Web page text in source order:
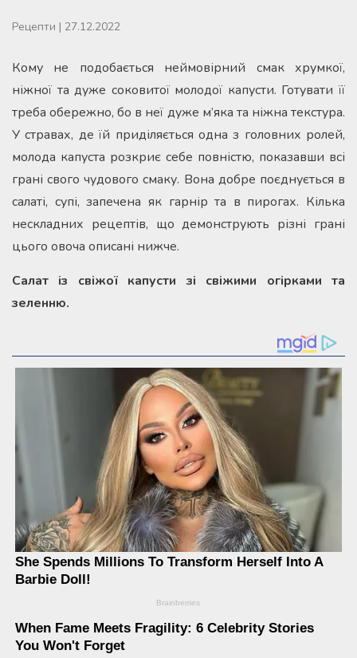
Рецепти | 27.12.2022
Кому не подобається неймовірний смак хрумкої,
ніжної та дуже соковитої молодої капусти. Готувати її
треба обережно, бо в неї дуже м’яка та ніжна текстура.
У стравах, де їй приділяється одна з головних ролей,
молода капуста розкриє себе повністю, показавши всі
грані свого чудового смаку. Вона добре поєднується в
салаті, супі, запечена як гарнір та в пирогах. Кілька
нескладних рецептів, що демонструють різні грані
цього овоча описані нижче.
Салат із свіжої капусти зі свіжими огірками та
зеленню.